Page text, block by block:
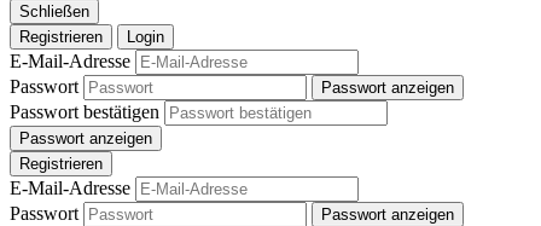
Schließen
Registrieren
Login
E-Mail-Adresse
Passwort
Passwort anzeigen
Passwort bestätigen
Passwort anzeigen
Registrieren
E-Mail-Adresse
Passwort
Passwort anzeigen